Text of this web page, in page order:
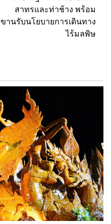
สาทรและท่าช้าง พร้อม
ขานรับนโยบายการเดินทาง
ไร้มลพิษ